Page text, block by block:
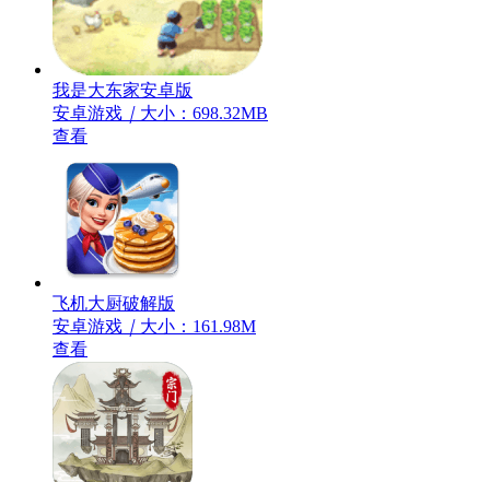
我是大东家安卓版
安卓游戏 ｜ 大小：698.32MB
查看
飞机大厨破解版
安卓游戏 ｜ 大小：161.98M
查看